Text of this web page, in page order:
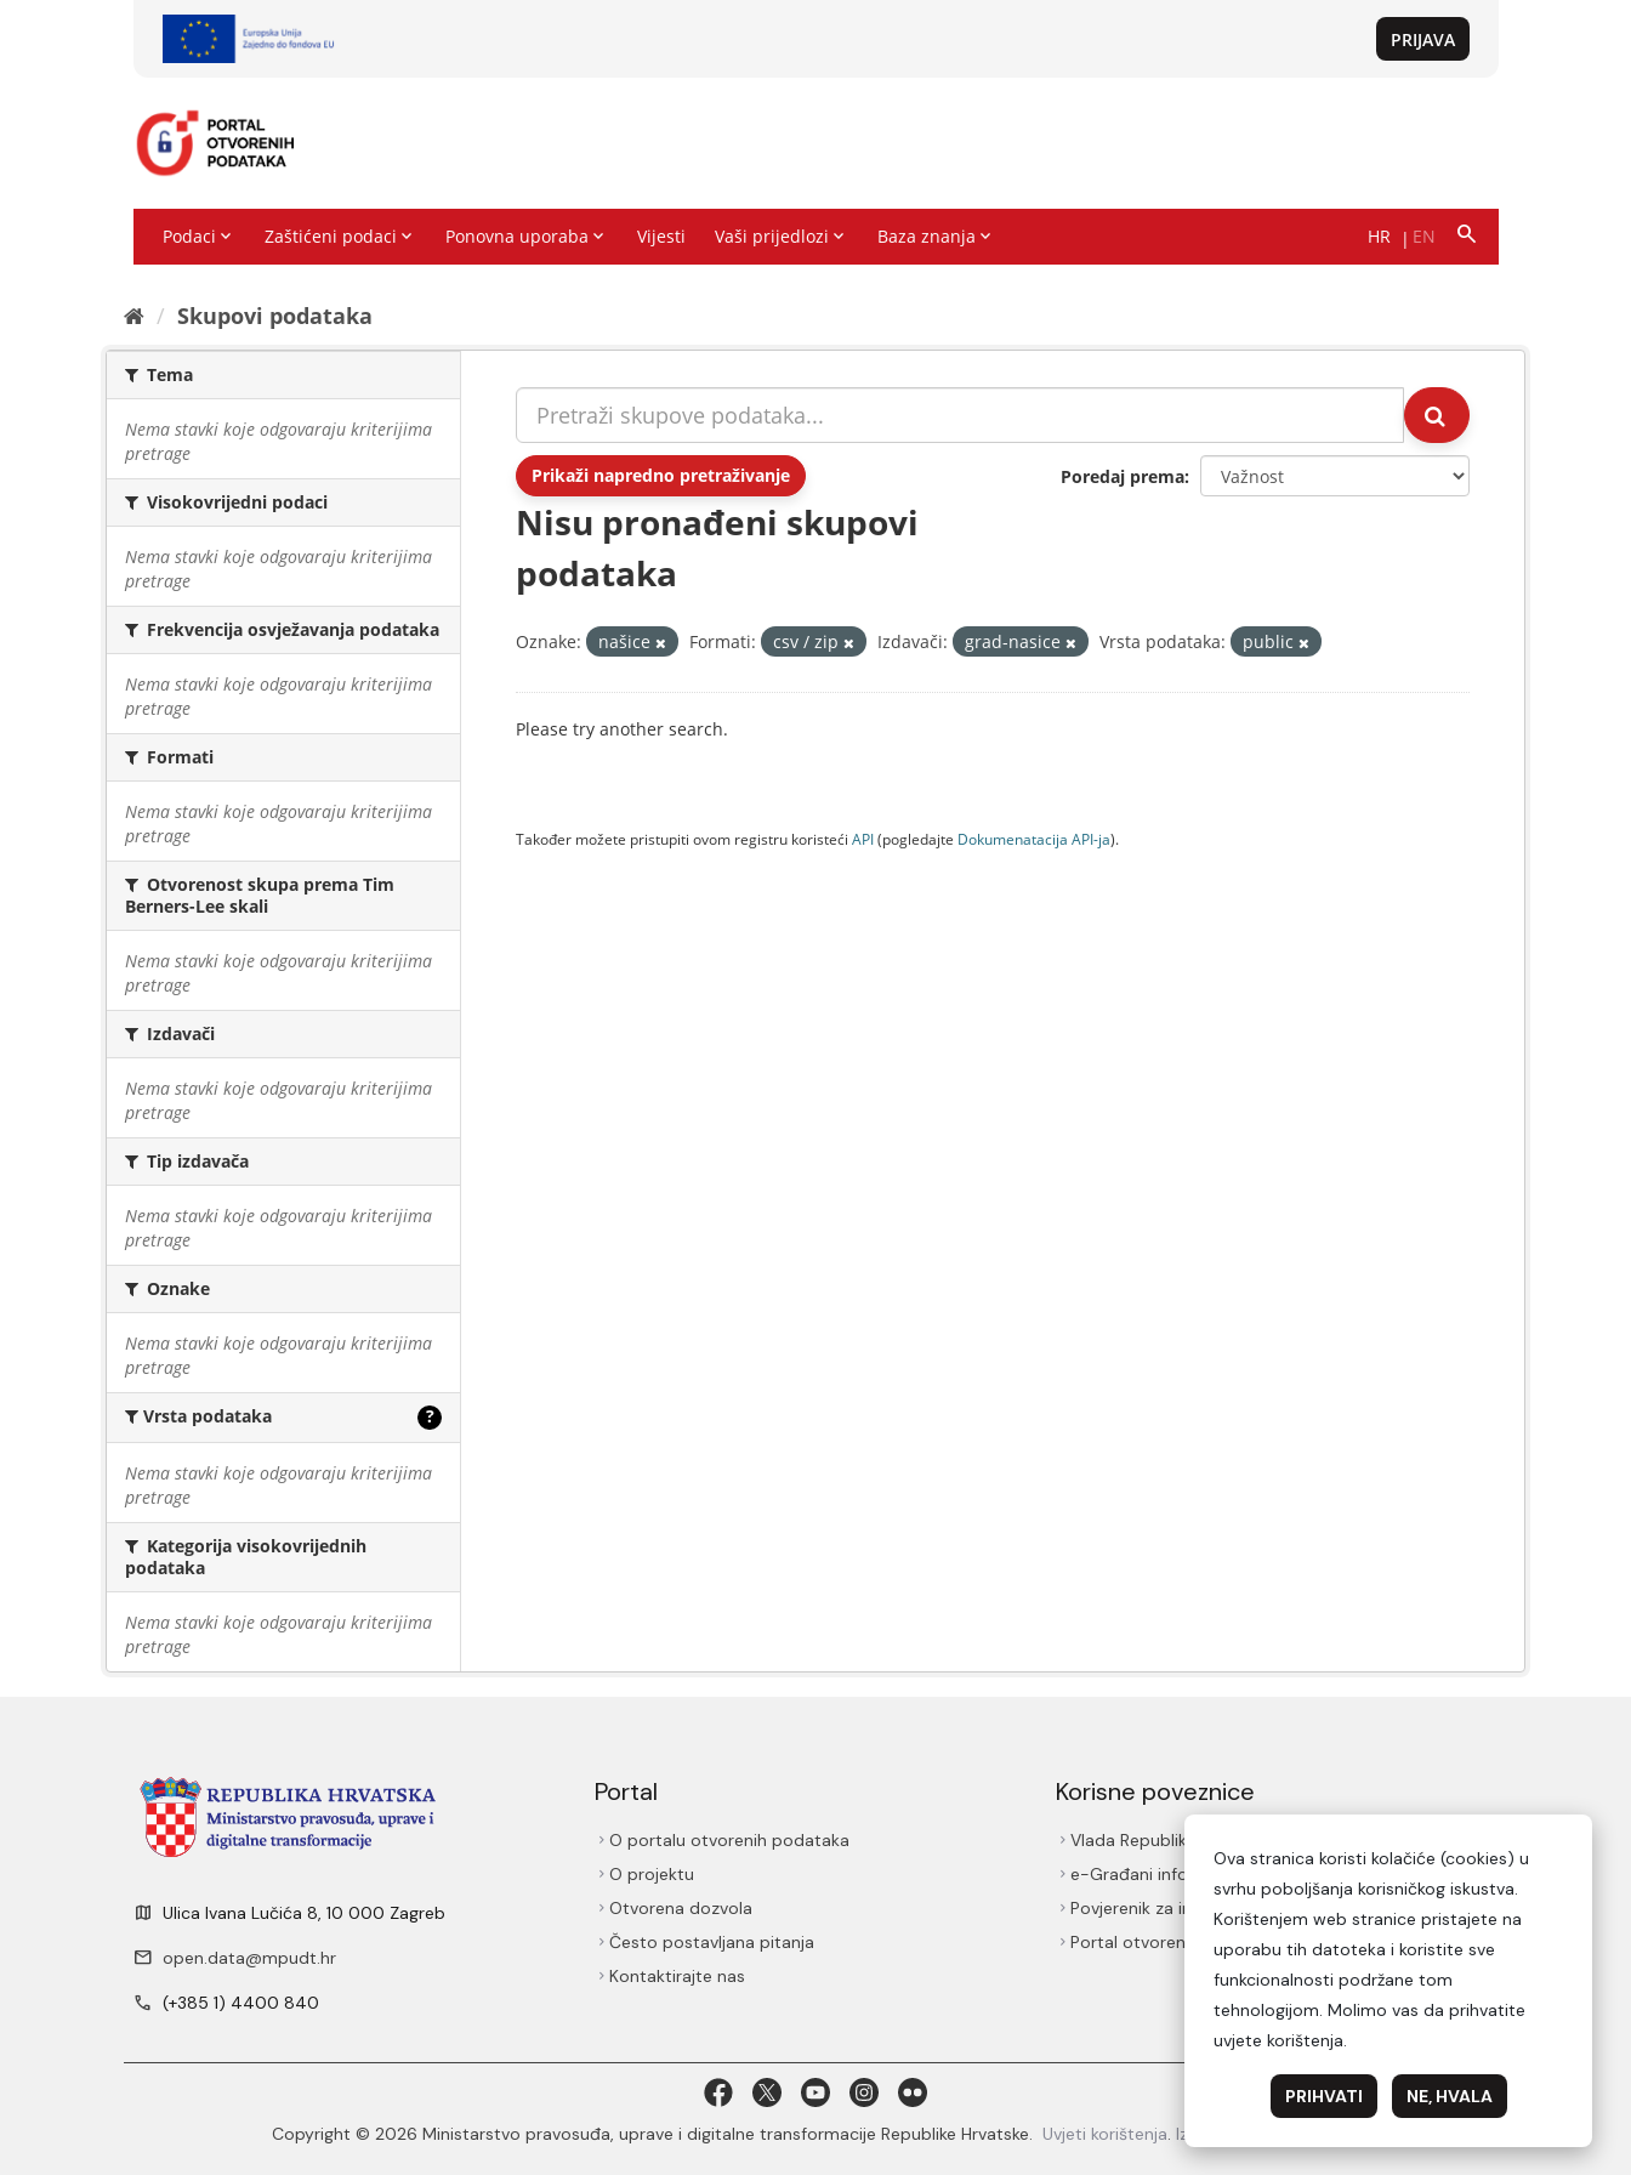
Skupovi podаtаkа
Tema
Nema stavki koje odgovaraju kriterijima
pretrage
Visokovrijedni podaci
Nema stavki koje odgovaraju kriterijima
pretrage
Frekvencija osvježavanja podataka
Nema stavki koje odgovaraju kriterijima
pretrage
Formati
Nema stavki koje odgovaraju kriterijima
pretrage
Otvorenost skupa prema Tim
Berners-Lee skali
Nema stavki koje odgovaraju kriterijima
pretrage
Izdavači
Nema stavki koje odgovaraju kriterijima
pretrage
Tip izdavača
Nema stavki koje odgovaraju kriterijima
pretrage
Oznake
Nema stavki koje odgovaraju kriterijima
pretrage
Vrsta podataka ?
Nema stavki koje odgovaraju kriterijima
pretrage
Kategorija visokovrijednih
podataka
Nema stavki koje odgovaraju kriterijima
pretrage
Prikaži napredno pretraživanje Poredaj prema
Nisu pronađeni skupovi
podataka
Oznake: našice Formati: csv / zip Izdavači: grad-nasice Vrsta podataka: public
Please try another search.
Također možete pristupiti ovom registru koristeći API(pogledajte Dokumenаtаcijа API-jа).